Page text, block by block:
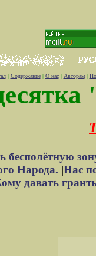
| Содержание| О нас| Авторам|
бесполётную
Народа. |Нас
давать